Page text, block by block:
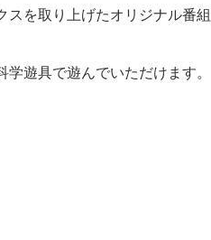
を取り上げたオリジナル番
遊具で遊んでいただけます。